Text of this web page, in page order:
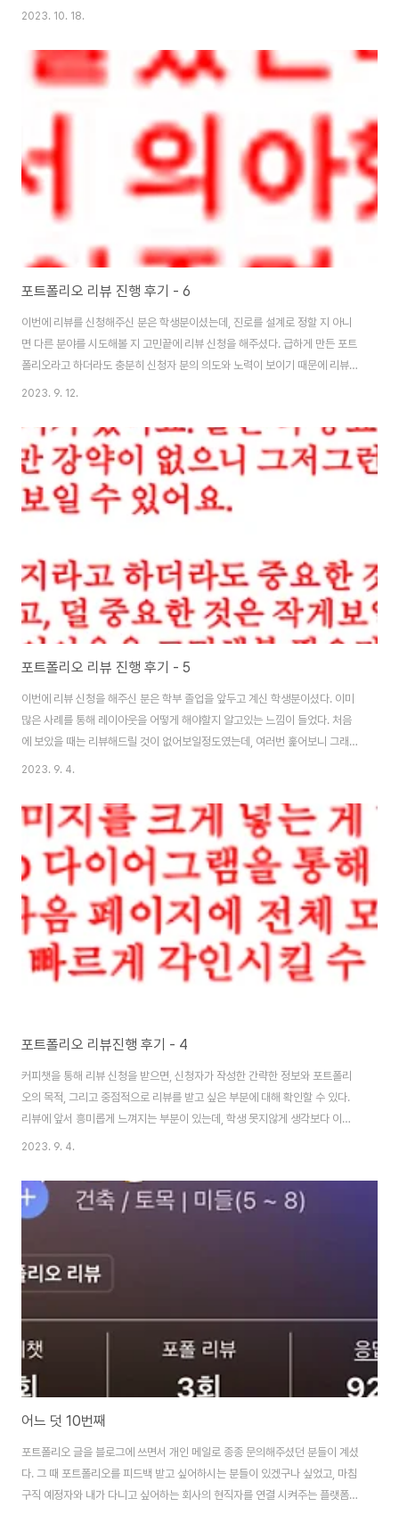
받아야 하고, 실제로 어떤 과정을 거쳐서 정착하는 것인지 궁금해하셔서 총 40
용을 전달해드렸다. 아직 완성되지 않은 포트폴리오를 보면 가능성도 함께 보
인다. 의뢰해주신 포폴은 철학적이고, 인간의 내면을 탐구하여 파고들었던 작
로 구체화 되어가는 지가 참 흥미롭게 다가오는 것 같다. 이번 포폴은 철학적인
물음으로 시작했기에 텍스트 설..
2023. 10. 18.
포트폴리오 리뷰 진행 후기 - 6
이번에 리뷰를 신청해주신 분은 학생분이셨는데, 진로를 설계로 정할 지 아니
면 다른 분야를 시도해볼 지 고민끝에 리뷰 신청을 해주셨다. 급하게 만든 포트
폴리오라고 하더라도 충분히 신청자 분의 의도와 노력이 보이기 때문에 리뷰해
드리는 데 큰 문제가 되지는 않는 것 같다. 남들보다 늦게 준비한 탓에 약한 구
거라 생각하기 때문에 시간만 충분하다면 해볼만하지 않을까 생각한다. 신청자
분께서는 고학년으로 갈 수록 도면이 있어야 하는 것 아니냐며 푸념섞인 아쉬
움을 비추셨지만, 꼭 모든 포폴이 그럴 필요는 없다. 학교의 커리큘럼이 그러하
고, 본인이 그 안에서 최선을 다했으면 그걸 보여주면 되기 때문이다. 특히 포폴
이라는 것은 정답이 없다, 가장 나..
2023. 9. 12.
포트폴리오 리뷰 진행 후기 - 5
이번에 리뷰 신청을 해주신 분은 학부 졸업을 앞두고 계신 학생분이셨다. 이미
많은 사례를 통해 레이아웃을 어떻게 해야할지 알고있는 느낌이 들었다. 처음
에 보았을 때는 리뷰해드릴 것이 없어보일정도였는데, 여러번 훑어보니 그래도
더 개선해야할 점들이 보였다. 내가 쓴 포트폴리오 연재 글 중에는 3초, 3분, 3
초와 3분까지도 시선을 사로잡을 법하다고 느껴 3시간을 봐도 지루하지 않는
포폴에 집중하여 리뷰를 드렸다. 포트폴리오를 받아들면 뭔가 느낌이라는 것이
들 때가 있다. 이번에 리뷰 신청으로 올라온 포트폴리오를 보고 순간 그런 느낌
이 들었다. 어떤 포트폴리오에서 이런 느낌이 드는 지 곰곰히 생각해본 적이 있
는데, 내 기준으로 크게 ..
2023. 9. 4.
포트폴리오 리뷰진행 후기 - 4
커피챗을 통해 리뷰 신청을 받으면, 신청자가 작성한 간략한 정보와 포트폴리
오의 목적, 그리고 중점적으로 리뷰를 받고 싶은 부분에 대해 확인할 수 있다.
리뷰에 앞서 흥미롭게 느껴지는 부분이 있는데, 학생 못지않게 생각보다 이미
현직에서 일하고 계신 분들도 신청해주신다는 점이다. 아마도 예상컨데 현직자
것을 직간접적으로 느껴봤기 때문이 아닐까 생각이 든다. 이번 신청자분도 이
미 실무를 시작하셨지만, 다가오는 공채 시즌에 원하는 회사에 다시 신입으로
성하는 요소들이 전체적으로 조금씩 일정수..
2023. 9. 4.
어느 덧 10번째
포트폴리오 글을 블로그에 쓰면서 개인 메일로 종종 문의해주셨던 분들이 계셨
다. 그 때 포트폴리오를 피드백 받고 싶어하시는 분들이 있겠구나 싶었고, 마침
구직 예정자와 내가 다니고 싶어하는 회사의 현직자를 연결 시켜주는 플랫폼을